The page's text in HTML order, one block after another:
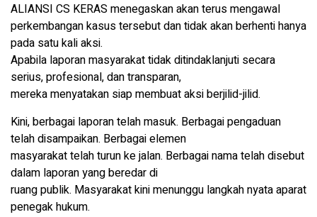
ALIANSI CS KERAS menegaskan akan terus mengawal
perkembangan kasus tersebut dan tidak akan berhenti hanya
pada satu kali aksi.
Apabila laporan masyarakat tidak ditindaklanjuti secara
serius, profesional, dan transparan,
mereka menyatakan siap membuat aksi berjilid-jilid.
Kini, berbagai laporan telah masuk. Berbagai pengaduan
telah disampaikan. Berbagai elemen
masyarakat telah turun ke jalan. Berbagai nama telah disebut
dalam laporan yang beredar di
ruang publik. Masyarakat kini menunggu langkah nyata aparat
penegak hukum.